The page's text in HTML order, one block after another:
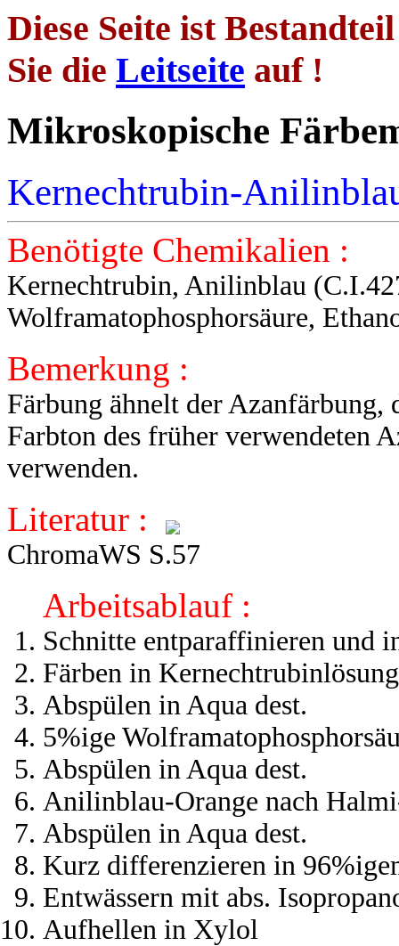
Diese Seite ist
Sie die Leitseite auf !
Mikroskopische
Kernechtrubin-
Benötigte Chemikalien :
Kernechtrubin, Anilinblau
Wolframatophosphorsäure,
Bemerkung :
Färbung ähnelt der
Farbton des früher verwendeten
verwenden.
Literatur :
ChromaWS S.57
Arbeitsablauf :
Schnitte entparaffinieren und
Färben in
Abspülen in Aqua dest.
5%ige
Abspülen in Aqua dest.
Anilinblau-Orange nach
Abspülen in Aqua dest.
Kurz differenzieren in
Entwässern mit abs.
Aufhellen in Xylol